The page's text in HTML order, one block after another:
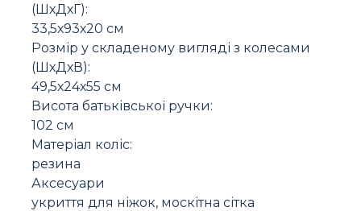
(ШхДхГ):
33,5х93х20 см
Розмір у складеному вигляді з колесами
(ШхДхВ):
49,5х24х55 см
Висота батьківської ручки:
102 см
Матеріал коліс:
резина
Аксесуари
укриття для ніжок, москітна сітка